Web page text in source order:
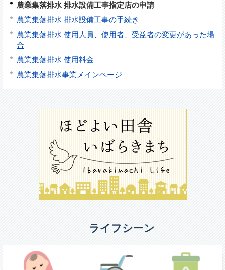
農業集落排水 排水設備工事指定店の申請
農業集落排水 排水設備工事の手続き
農業集落排水 使用人員、使用者、受益者の変更があった場
合
農業集落排水 使用料金
農業集落排水事業メインページ
ライフシーン